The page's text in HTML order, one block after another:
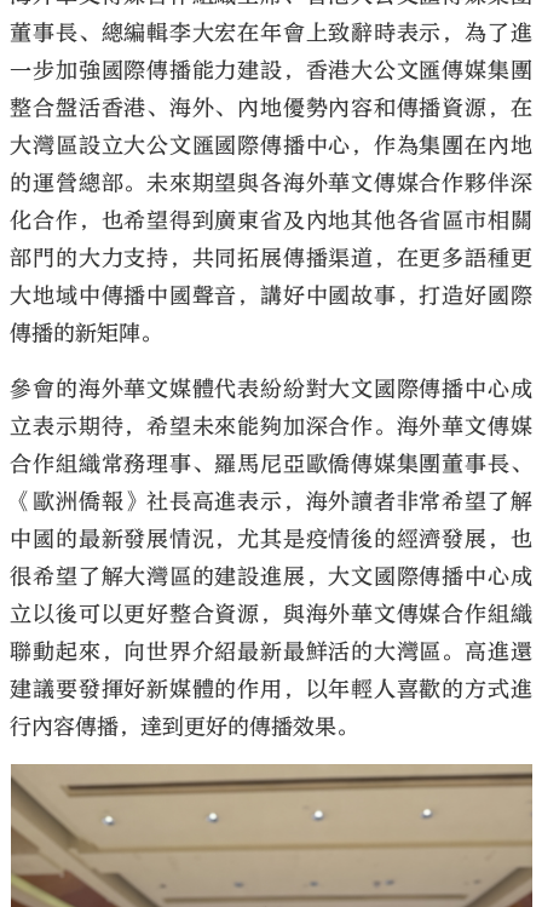
董事長、總編輯李大宏在年會上致辭時表示，為了進
一步加強國際傳播能力建設，香港大公文匯傳媒集團
整合盤活香港、海外、內地優勢內容和傳播資源，在
大灣區設立大公文匯國際傳播中心，作為集團在內地
的運營總部。未來期望與各海外華文傳媒合作夥伴深
化合作，也希望得到廣東省及內地其他各省區市相關
部門的大力支持，共同拓展傳播渠道，在更多語種更
大地域中傳播中國聲音，講好中國故事，打造好國際
傳播的新矩陣。
參會的海外華文媒體代表紛紛對大文國際傳播中心成
立表示期待，希望未來能夠加深合作。海外華文傳媒
合作組織常務理事、羅馬尼亞歐僑傳媒集團董事長、
《歐洲僑報》社長高進表示，海外讀者非常希望了解
中國的最新發展情況，尤其是疫情後的經濟發展，也
很希望了解大灣區的建設進展，大文國際傳播中心成
立以後可以更好整合資源，與海外華文傳媒合作組織
聯動起來，向世界介紹最新最鮮活的大灣區。高進還
建議要發揮好新媒體的作用，以年輕人喜歡的方式進
行內容傳播，達到更好的傳播效果。